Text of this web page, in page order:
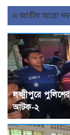
এ জাতীয় আরো
লক্ষ্মীপুরে
আটক-২